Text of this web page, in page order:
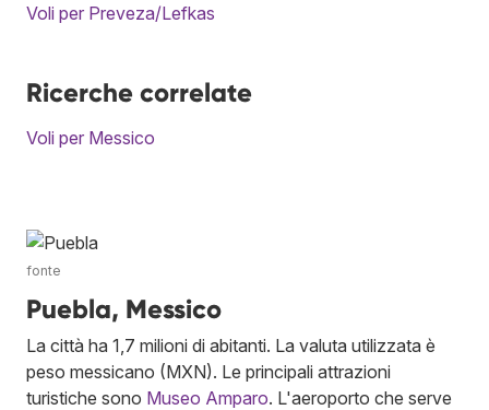
Voli per Preveza/Lefkas
Ricerche correlate
Voli per Messico
fonte
Puebla, Messico
La città ha 1,7 milioni di abitanti. La valuta utilizzata è
peso messicano (MXN). Le principali attrazioni
turistiche sono Museo Amparo. L'aeroporto che serve